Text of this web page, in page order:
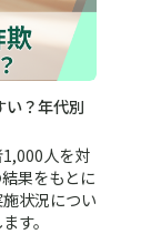
い？年代別
人を対
果をもとに
状況につい
す。